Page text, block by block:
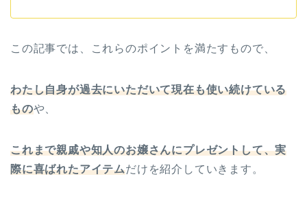
この記事では、これらのポイントを満たすもので、
わたし自身が過去にいただいて現在も使い続けている
ものや、
これまで親戚や知人のお嬢さんにプレゼントして、実
際に喜ばれたアイテムだけを紹介していきます。